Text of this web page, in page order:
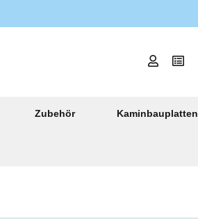
Zubehör Kaminbauplatten